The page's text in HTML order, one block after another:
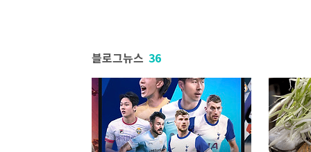
블로그뉴스 36